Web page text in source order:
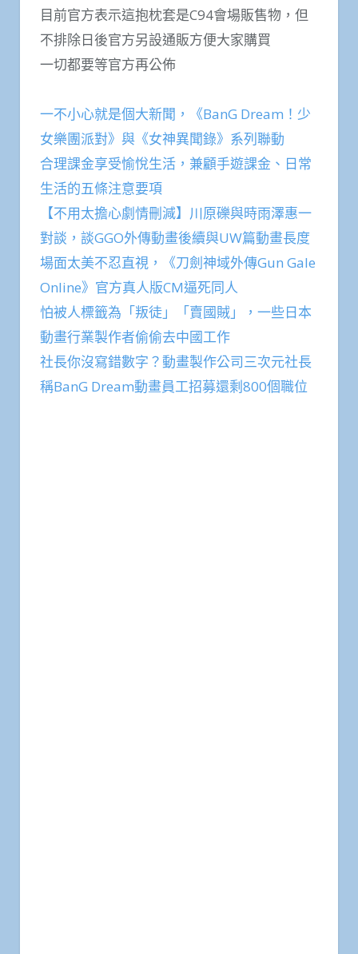
目前官方表示這抱枕套是C94會場販售物，但
不排除日後官方另設通販方便大家購買
一切都要等官方再公佈
一不小心就是個大新聞，《BanG Dream！少
女樂團派對》與《女神異聞錄》系列聯動
合理課金享受愉悅生活，兼顧手遊課金、日常
生活的五條注意要項
【不用太擔心劇情刪減】川原礫與時雨澤惠一
對談，談GGO外傳動畫後續與UW篇動畫長度
場面太美不忍直視，《刀劍神域外傳Gun Gale
Online》官方真人版CM逼死同人
怕被人標籤為「叛徒」「賣國賊」，一些日本
動畫行業製作者偷偷去中國工作
社長你沒寫錯數字？動畫製作公司三次元社長
稱BanG Dream動畫員工招募還剩800個職位